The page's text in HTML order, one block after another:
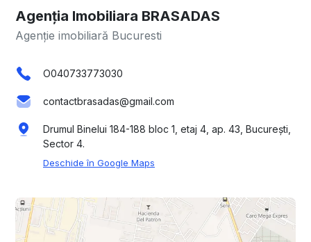
Agenția Imobiliara BRASADAS
Agenție imobiliară Bucuresti
O040733773030
contactbrasadas@gmail.com
Drumul Binelui 184-188 bloc 1, etaj 4, ap. 43, București,
Sector 4.
Deschide în Google Maps